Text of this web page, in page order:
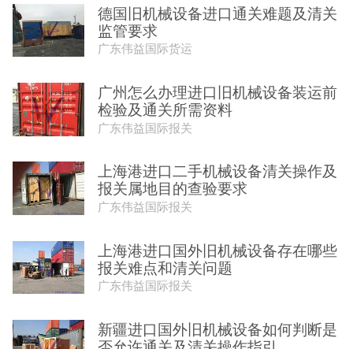
德国旧机械设备进口通关难题及清关
监管要求
广东伟益国际货运
广州怎么办理进口旧机械设备装运前
检验及通关所需资料
广东伟益国际报关
上海港进口二手机械设备清关操作及
报关属地目的查验要求
广东伟益国际报关
上海港进口国外旧机械设备存在哪些
报关难点和清关问题
广东伟益国际报关
新疆进口国外旧机械设备如何判断是